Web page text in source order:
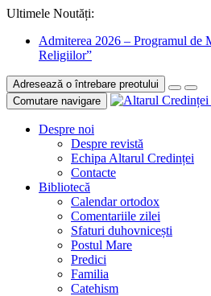
Ultimele Noutăți:
Admiterea 2026 – Programul de
Religiilor”
Adresează o întrebare preotului
Comutare navigare
Despre noi
Despre revistă
Echipa Altarul Credinței
Contacte
Bibliotecă
Calendar ortodox
Comentariile zilei
Sfaturi duhovnicești
Postul Mare
Predici
Familia
Catehism